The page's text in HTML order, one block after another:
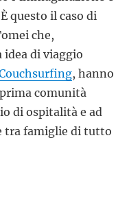
questo il caso di
che,
di viaggio
, hanno
comunità
di ospitalità e ad
tra famiglie di tutto